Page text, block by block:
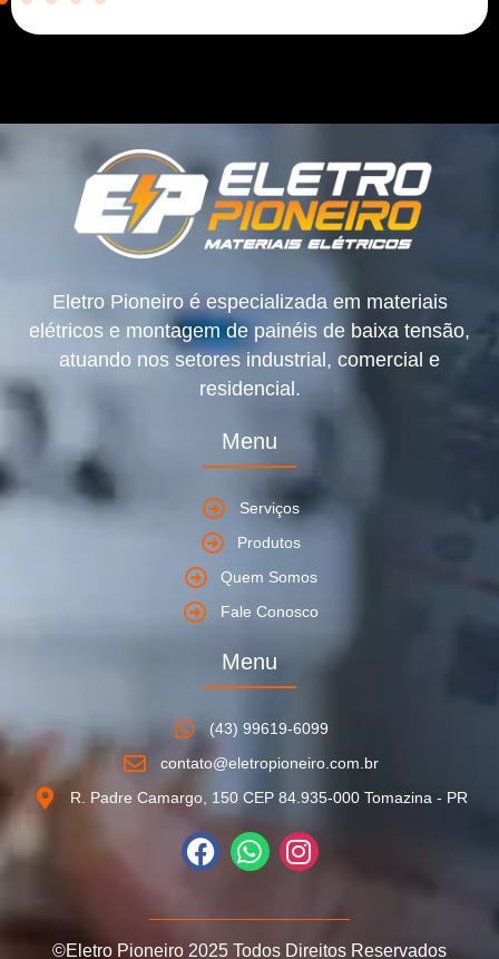
Eletro Pioneiro é especializada em materiais
elétricos e montagem de painéis de baixa tensão,
atuando nos setores industrial, comercial e
residencial.
Menu
Serviços
Produtos
Quem Somos
Fale Conosco
Menu
(43) 99619-6099
contato@eletropioneiro.com.br
R. Padre Camargo, 150 CEP 84.935-000 Tomazina - PR
©Eletro Pioneiro 2025 Todos Direitos Reservados